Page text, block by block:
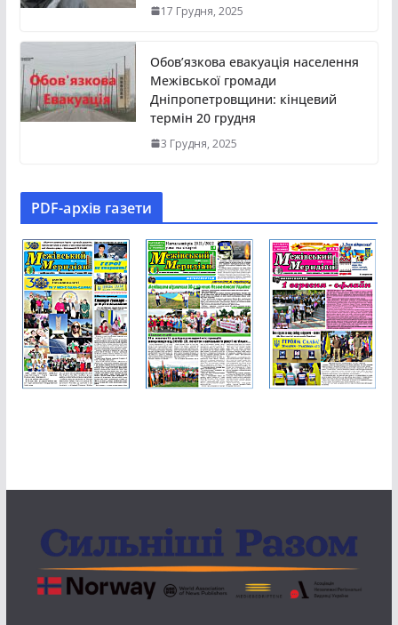
17 Грудня, 2025
Обов’язкова евакуація населення
Межівської громади
Дніпропетровщини: кінцевий
термін 20 грудня
3 Грудня, 2025
PDF-aрхів газети